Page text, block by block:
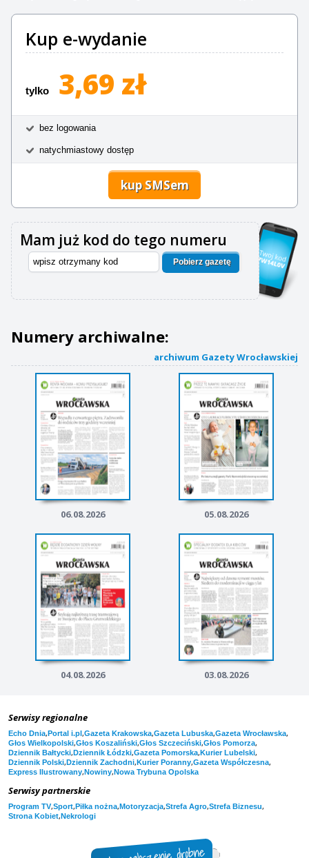
Kup e-wydanie
tylko 3,69 zł
bez logowania
natychmiastowy dostęp
kup SMSem
Mam już kod do tego numeru
Pobierz gazetę
Numery archiwalne:
archiwum Gazety Wrocławskiej
06.08.2026 05.08.2026
04.08.2026 03.08.2026
Serwisy regionalne
Echo Dnia,Portal i.pl,Gazeta Krakowska,Gazeta Lubuska,Gazeta Wrocławska,
Głos Wielkopolski,Głos Koszaliński,Głos Szczeciński,Głos Pomorza,
Dziennik Bałtycki,Dziennik Łódzki,Gazeta Pomorska,Kurier Lubelski,
Dziennik Polski,Dziennik Zachodni,Kurier Poranny,Gazeta Współczesna,
Express Ilustrowany,Nowiny,Nowa Trybuna Opolska
Serwisy partnerskie
Program TV,Sport,Piłka nożna,Motoryzacja,Strefa Agro,Strefa Biznesu,
Strona Kobiet,Nekrologi